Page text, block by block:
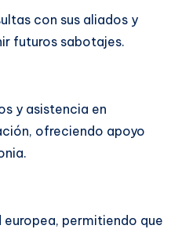
con sus aliados y
futuros sabotajes.
y asistencia en
ofreciendo apoyo
permitiendo que